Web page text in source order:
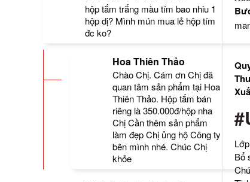
Bổ
hộp tắm trắng màu tím bao nhiu 1
hộp dị? Mình mún mua lẻ hộp tím
đc ko?
Hoa Thiên Thảo
Chào Chị. Cám ơn Chị đã
quan tâm sản phẩm tại Hoa
Thiên Thảo. Hộp tắm bán
riêng là 350.000đ/hộp nha
Chị Cần thêm sản phẩm
làm đẹp Chị ủng hộ Công ty
bên mình nhé. Chúc Chị
khỏe